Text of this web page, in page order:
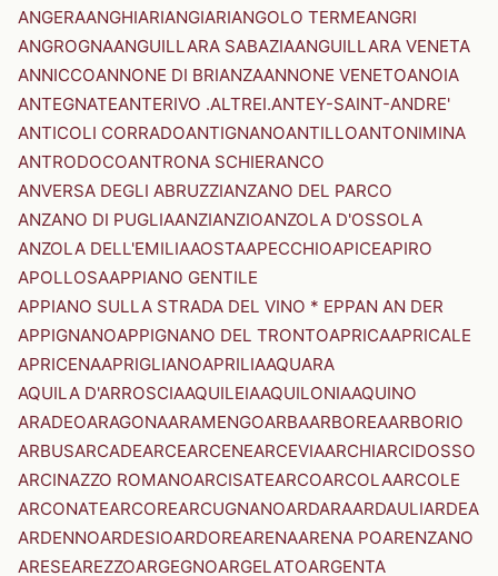
ANGERAANGHIARIANGIARIANGOLO TERMEANGRI
ANGROGNAANGUILLARA SABAZIAANGUILLARA VENETA
ANNICCOANNONE DI BRIANZAANNONE VENETOANOIA
ANTEGNATEANTERIVO .ALTREI.ANTEY-SAINT-ANDRE'
ANTICOLI CORRADOANTIGNANOANTILLOANTONIMINA
ANTRODOCOANTRONA SCHIERANCO
ANVERSA DEGLI ABRUZZIANZANO DEL PARCO
ANZANO DI PUGLIAANZIANZIOANZOLA D'OSSOLA
ANZOLA DELL'EMILIAAOSTAAPECCHIOAPICEAPIRO
APOLLOSAAPPIANO GENTILE
APPIANO SULLA STRADA DEL VINO * EPPAN AN DER
APPIGNANOAPPIGNANO DEL TRONTOAPRICAAPRICALE
APRICENAAPRIGLIANOAPRILIAAQUARA
AQUILA D'ARROSCIAAQUILEIAAQUILONIAAQUINO
ARADEOARAGONAARAMENGOARBAARBOREAARBORIO
ARBUSARCADEARCEARCENEARCEVIAARCHIARCIDOSSO
ARCINAZZO ROMANOARCISATEARCOARCOLAARCOLE
ARCONATEARCOREARCUGNANOARDARAARDAULIARDEA
ARDENNOARDESIOARDOREARENAARENA POARENZANO
ARESEAREZZOARGEGNOARGELATOARGENTA